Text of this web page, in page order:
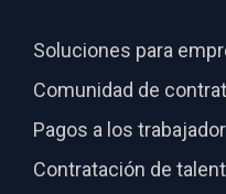
Soluciones para
Comunidad de
Pagos a los
Contratación de